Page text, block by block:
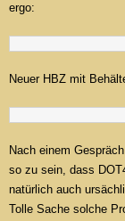
ergo:
Neuer HBZ mit
Nach einem
so zu sein, dass
natürlich auch
Tolle Sache solche